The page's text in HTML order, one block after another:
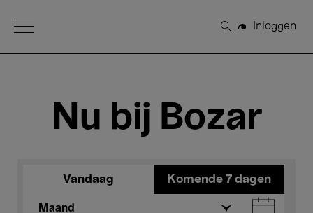
Open Menu
Zoeken
Inloggen
Nu bij Bozar
Vandaag Komende 7 dagen
Maand